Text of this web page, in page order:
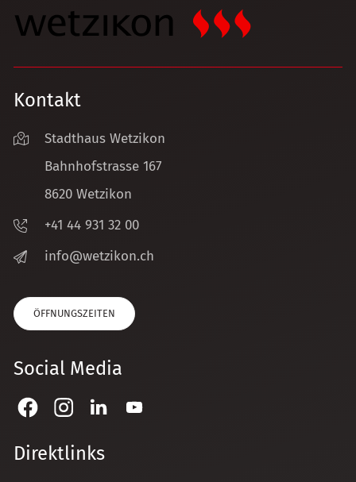
Kontakt
Stadthaus Wetzikon
Bahnhofstrasse 167
8620 Wetzikon
+41 44 931 32 00
nf
w tz k n ch
ÖFFNUNGSZEITEN
Social Media
Direktlinks